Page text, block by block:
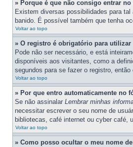
» Porque é que não consigo entrar no
Existem diversas possibilidades para
banido. É possível também que tenha
Voltar ao topo
» O registro é obrigatório para utilizar
Pode não ser necessário, e está
disponíveis aos visitantes, como a
segundos para se fazer o registro,
Voltar ao topo
» Por que entro automaticamente no
Se não assinalar Lembrar minhas
necessitar escrever o seu nome de
bibliotecas, café internet ou cyber café,
Voltar ao topo
» Como posso ocultar o meu nome